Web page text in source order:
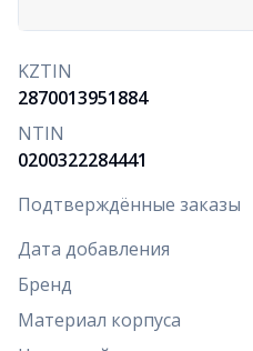
KZTIN
2870013951884
NTIN
0200322284441
Подтверждённые заказы
Дата добавления
Бренд
Материал корпуса